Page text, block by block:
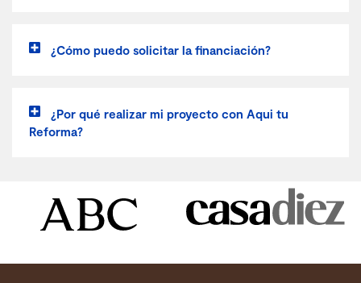
¿Cómo puedo solicitar la financiación?
¿Por qué realizar mi proyecto con Aqui tu
Reforma?